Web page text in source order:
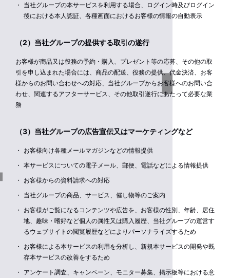
当社グループの本サービスを利用する場合、ログイン時及びログイン
後における本人認証、各種画面におけるお客様の情報の自動表示
（2）当社グループの提供する取引の遂行
お客様が商品又は役務の予約・購入、プレゼント等の応募、その他の取
引を申し込まれた場合には、商品の配送、役務の提供、代金決済、お客
様からのお問い合わせへの対応、当社グループからお客様へのお問い合
わせ、関連するアフターサービス、その他取引遂行にあたって必要な業
務
（3）当社グループの広告宣伝又はマーケティングなど
お客様向け各種メールマガジンなどの情報提供
本サービスについての電子メール、郵便、電話などによる情報提供
お客様からの資料請求への対応
当社グループの商品、サービス、催し物等のご案内
お客様がご覧になるコンテンツや広告を、お客様の性別、年齢、居住
地、趣味・嗜好など個人の属性又は購入履歴、当社グループの運営す
るウェブサイトの閲覧履歴などによりパーソナライズするため
お客様による本サービスの利用を分析し、新規本サービスの開発や既
存本サービスの改善をするため
アンケート調査、キャンペーン、モニター募集、掲示板等における意